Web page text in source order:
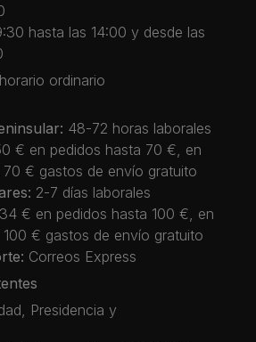
hasta las 14:00 y desde las
ordinario
48-72 horas laborales
€ en pedidos hasta 70 €, en
70 € gastos de envío gratuito
2-7 días laborales
€ en pedidos hasta 100 €, en
€ gastos de envío gratuito
Correos Express
Presidencia y